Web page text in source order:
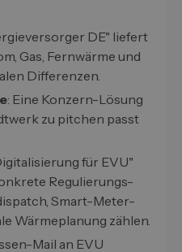
DE" liefert
Gas, Fernwärme und
Differenzen.
: Eine Konzern-Lösung
zu pitchen passt
für EVU"
Regulierungs-
Smart-Meter-
Wärmeplanung zählen.
Mail an EVU